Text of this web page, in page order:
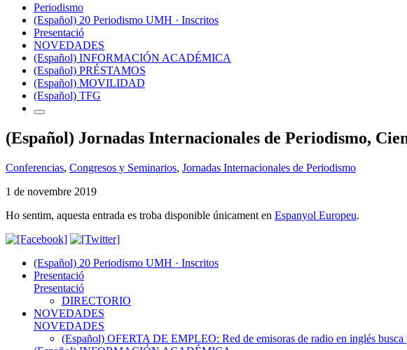
Periodismo
(Español) 20 Periodismo UMH · Inscritos
Presentació
NOVEDADES
(Español) INFORMACIÓN ACADÉMICA
(Español) PRÉSTAMOS
(Español) MOVILIDAD
(Español) TFG
(Español) Jornadas Internacionales de Periodismo,
Conferencias, Congresos y Seminarios, Jornadas Internacionales de Periodismo
1 de novembre 2019
Ho sentim, aquesta entrada es troba disponible únicament en Espanyol Europeu.
(Español) 20 Periodismo UMH · Inscritos
Presentació
Presentació
DIRECTORIO
NOVEDADES
NOVEDADES
(Español) OFERTA DE EMPLEO: Red de emisoras de radio en inglés busca